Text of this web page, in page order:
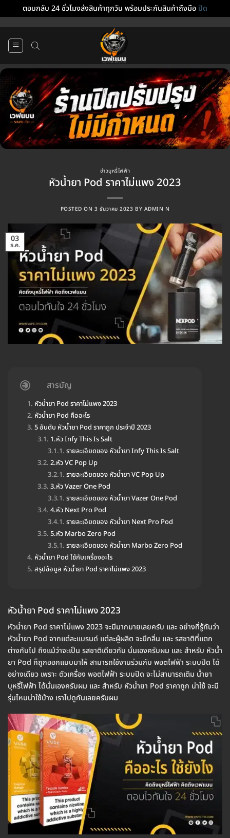
ตอบกลับ 24 ชั่วโมงส่งสินค้าทุกวัน พร้อมประกันสินค้าถึงมือปิด
ข่าวบุหรี่ไฟฟ้า
หัวน้ำยา Pod ราคาไม่แพง 2023
POSTED ON 3 ธันวาคม 2023 BY ADMIN N
03
ธ.ค.
สารบัญ
หัวน้ำยา Pod ราคาไม่แพง 2023
หัวน้ำยา Pod คืออะไร
5 อันดับ หัวน้ำยา Pod ราคาถูก ประจำปี 2023
1.หัว Infy This Is Salt
รายละเอียดของ หัวน้ำยา Infy This Is Salt
2.หัว VC Pop Up
รายละเอียดของ หัวน้ำยา VC Pop Up
3.หัว Vazer One Pod
รายละเอียดของ หัวน้ำยา Vazer One Pod
4.หัว Next Pro Pod
รายละเอียดของ หัวน้ำยา Next Pro Pod
5.หัว Marbo Zero Pod
รายละเอียดของ หัวน้ำยา Marbo Zero Pod
หัวน้ำยา Pod ใช้กับเครื่องอะไร
สรุปข้อมูล หัวน้ำยา Pod ราคาไม่แพง 2023
หัวน้ำยา Pod ราคาไม่แพง 2023
หัวน้ำยา Pod ราคาไม่แพง 2023 จะมีมากมายเลยครับ และ อย่างที่รู้กันว่า
หัวน้ำยา Pod จากแต่ละแบรนด์ แต่ละผู้ผลิต จะมีกลิ่น และ รสชาติที่แตก
ต่างกันไป ถึงแม้ว่าจะเป็น รสชาติเดียวกัน นั่นเองครับผม และ สำหรับ หัวน้ำ
ยา Pod ก็ถูกออกแบบมาให้ สามารถใช้งานร่วมกับ พอตไฟฟ้า ระบบปิด ได้
อย่างเดียว เพราะ ตัวเครื่อง พอตไฟฟ้า ระบบปิด จะไม่สามารถเติม น้ำยา
บุหรี่ไฟฟ้า ได้นั่นเองครับผม และ สำหรับ หัวน้ำยา Pod ราคาถูก น่าใช้ จะมี
รุ่นไหนน่าใช้บ้าง เราไปดูกันเลยครับผม